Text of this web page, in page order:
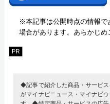
※本記事は公開時点の情報で
場合があります。あらかじめ
PR
◆記事で紹介した商品・サービ
がマイナビニュース・マイナビ